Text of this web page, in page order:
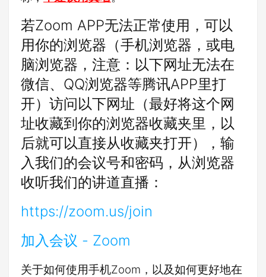
若Zoom APP无法正常使用，可以
用你的浏览器（手机浏览器，或电
脑浏览器，注意：以下网址无法在
微信、QQ浏览器等腾讯APP里打
开）访问以下网址（最好将这个网
址收藏到你的浏览器收藏夹里，以
后就可以直接从收藏夹打开），输
入我们的会议号和密码，从浏览器
收听我们的讲道直播：
https://zoom.us/join
加入会议 - Zoom
关于如何使用手机Zoom，以及如何更好地在